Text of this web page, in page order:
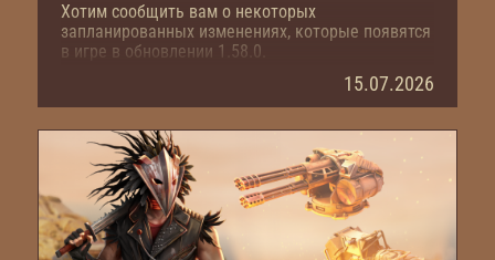
Хотим сообщить вам о некоторых
запланированных изменениях, которые появятся
в игре в обновлении 1.58.0.
15.07.2026